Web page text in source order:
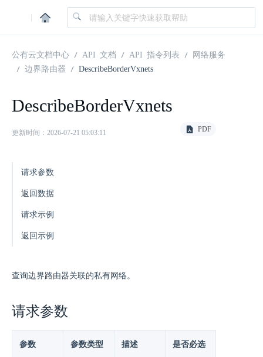
|
公有云文档中心 API 文档 API 指令列表
网络服务
边界路由器
DescribeBorderVxnets
DescribeBorderVxnets
更新时间：2026-07-21 05:03:11 PDF
请求参数
返回数据
请求示例
返回示例
查询边界路由器关联的私有网络。
请求参数
参数 参数类型 描述 是否必选